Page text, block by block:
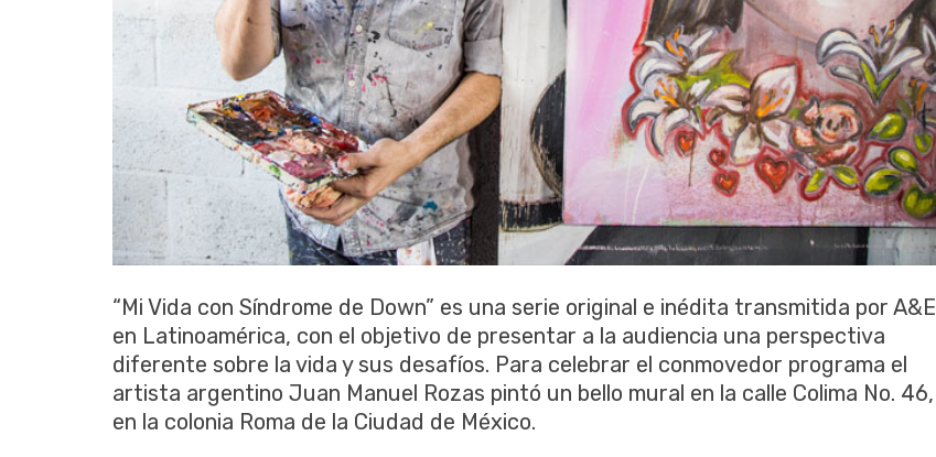
“Mi Vida con Síndrome de Down” es una serie original e inédita transmitida por A&E
en Latinoamérica, con el objetivo de presentar a la audiencia una perspectiva
diferente sobre la vida y sus desafíos. Para celebrar el conmovedor programa el
artista argentino Juan Manuel Rozas pintó un bello mural en la calle Colima No. 46,
en la colonia Roma de la Ciudad de México.